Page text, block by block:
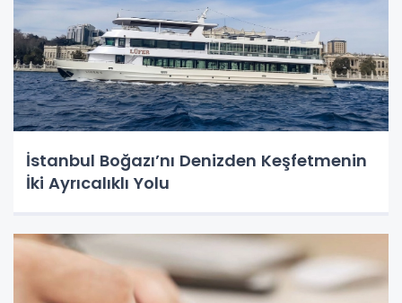
İstanbul Boğazı’nı Denizden Keşfetmenin
İki Ayrıcalıklı Yolu